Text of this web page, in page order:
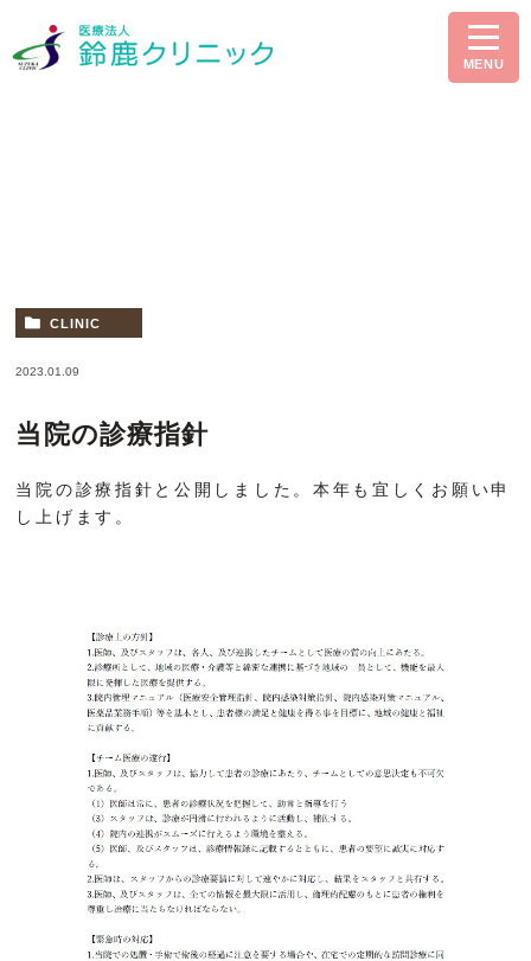
MENU
CLINIC
2023.01.09
当院の診療指針
当院の診療指針と公開しました。本年も宜しくお願い申
し上げます。